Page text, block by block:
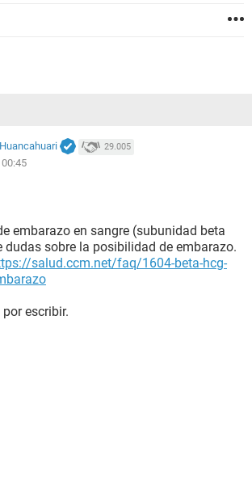
29.005
embarazo en sangre (subunidad beta
dudas sobre la posibilidad de embarazo.
salud.ccm.net/faq/1604-beta-hcg-
escribir.